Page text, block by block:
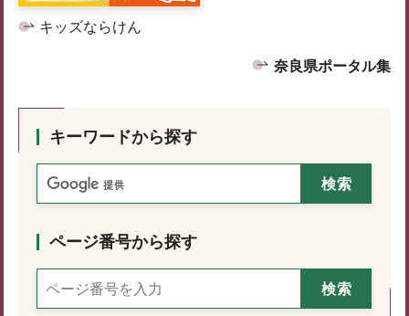
キッズならけん
奈良県ポータル集
キーワードから探す
ページ番号から探す